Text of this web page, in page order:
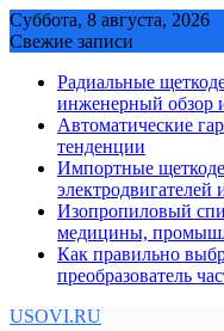
Skip
to
Суббота, 8 августа, 2026
Свежие записи
Радиальные
инженерный обзор
Автоматические
тенденции
Импортные
электродвигателей
Изопропиловый
медицины,
Как правильно
преобразователь
USOVI.RU